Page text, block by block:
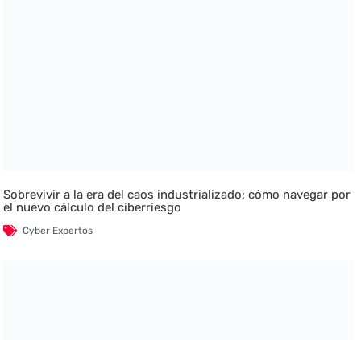
Sobrevivir a la era del caos industrializado: cómo navegar por
el nuevo cálculo del ciberriesgo
Cyber Expertos